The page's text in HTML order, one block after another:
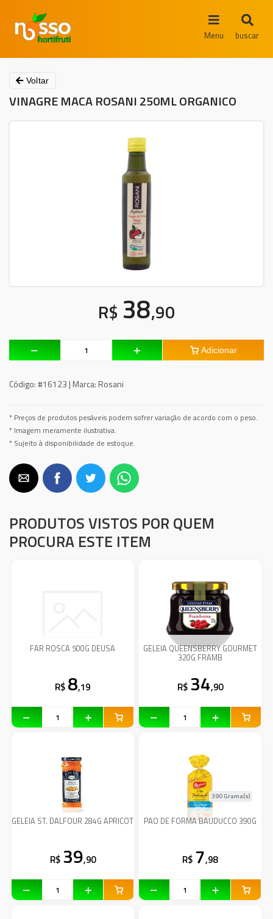
Menu buscar
Voltar
VINAGRE MACA ROSANI 250ML ORGANICO
R$ 38,90
Adicionar
Código:#16123 | Marca: Rosani
* Preços de produtos pesáveis podem sofrer variação de acordo com o peso.
* Imagem meramente ilustrativa.
* Sujeito à disponibilidade de estoque.
PRODUTOS VISTOS POR QUEM
PROCURA ESTE ITEM
FAR ROSCA 500G DEUSA
R$ 8,19
GELEIA QUEENSBERRY GOURMET
320G FRAMB
R$ 34,90
GELEIA ST. DALFOUR 284G APRICOT
R$ 39,90
PAO DE FORMA BAUDUCCO 390G
390 Grama(s)
R$ 7,98